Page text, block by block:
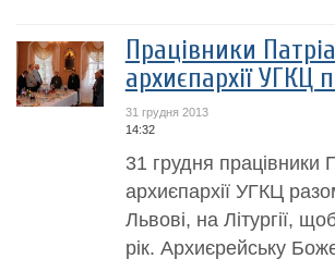
Працівники
архиєпархії УГКЦ
31 грудня 2013
14:32
31 грудня працівники
архиєпархії УГКЦ
Львові, на Літургії,
рік. Архиєрейську